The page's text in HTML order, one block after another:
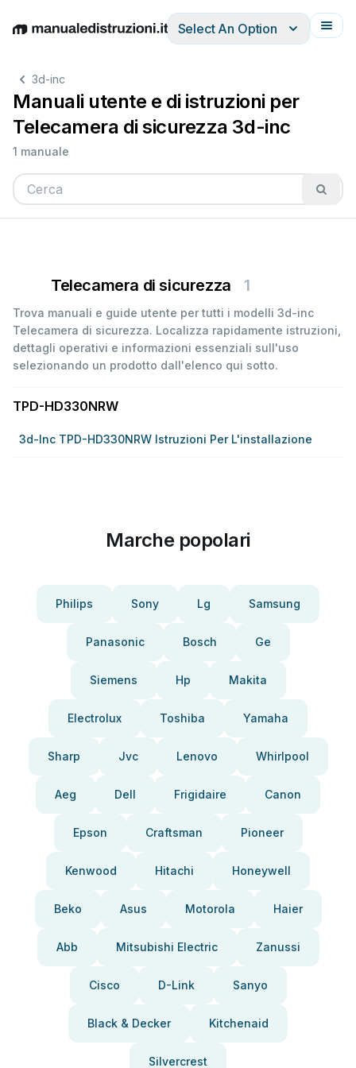
EnglishDeutschEspañolItalianoFrançais
Select An Option
3d-inc
Manuali utente e di istruzioni per
Telecamera di sicurezza 3d-inc
1 manuale
Telecamera di sicurezza 1
Trova manuali e guide utente per tutti i modelli 3d-inc
Telecamera di sicurezza. Localizza rapidamente istruzioni,
dettagli operativi e informazioni essenziali sull'uso
selezionando un prodotto dall'elenco qui sotto.
TPD-HD330NRW
3d-Inc TPD-HD330NRW Istruzioni Per L'installazione
Marche popolari
Philips Sony Lg Samsung
Panasonic Bosch Ge
Siemens Hp Makita
Electrolux Toshiba Yamaha
Sharp Jvc Lenovo Whirlpool
Aeg Dell Frigidaire Canon
Epson Craftsman Pioneer
Kenwood Hitachi Honeywell
Beko Asus Motorola Haier
Abb Mitsubishi Electric Zanussi
Cisco D-Link Sanyo
Black & Decker Kitchenaid
Silvercrest